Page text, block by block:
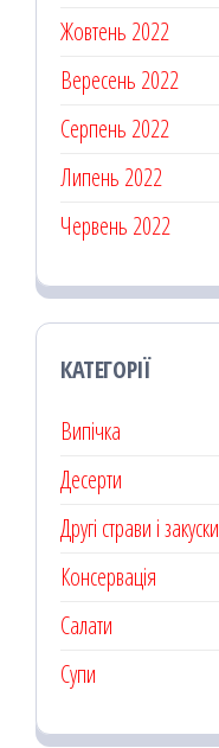
Жовтень 2022
Вересень 2022
Серпень 2022
Липень 2022
Червень 2022
КАТЕГОРІЇ
Випічка
Десерти
Другі страви і закуски
Консервація
Салати
Супи